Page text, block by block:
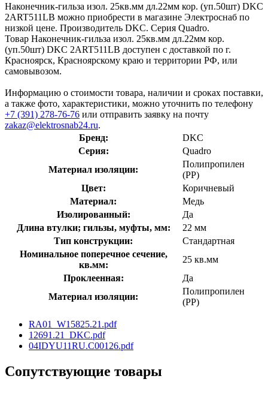
Наконечник-гильза изол. 25кв.мм дл.22мм кор. (уп.50шт) DKC
2ART511LB можно приобрести в магазине Электроснаб по
низкой цене. Производитель DKC. Серия Quadro.
Товар Наконечник-гильза изол. 25кв.мм дл.22мм кор.
(уп.50шт) DKC 2ART511LB доступен с доставкой по г.
Красноярск, Красноярскому краю и территории РФ, или
самовывозом.
Информацию о стоимости товара, наличии и сроках поставки,
а также фото, характеристики, можно уточнить по телефону
+7 (391) 278-76-76 или отправить заявку на почту
zakaz@elektrosnab24.ru.
Бренд:
DKC
Серия:
Quadro
Материал изоляции:
Полипропилен
(PP)
Цвет:
Коричневый
Материал:
Медь
Изолированный:
Да
Длина втулки; гильзы, муфты, мм:
22 мм
Тип конструкции:
Стандартная
Номинальное поперечное сечение,
кв.мм:
25 кв.мм
Проклеенная:
Да
Материал изоляции:
Полипропилен
(PP)
RA01_W15825.21.pdf
12691.21_DKC.pdf
04IDYU11RU.C00126.pdf
Сопутствующие товары